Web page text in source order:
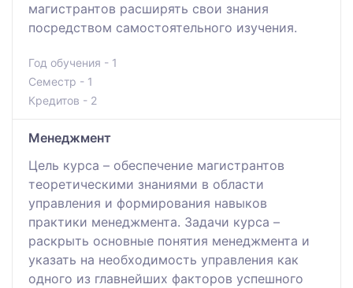
магистрантов расширять свои знания
посредством самостоятельного изучения.
Год обучения - 1
Семестр - 1
Кредитов - 2
Менеджмент
Цель курса – обеспечение магистрантов
теоретическими знаниями в области
управления и формирования навыков
практики менеджмента. Задачи курса –
раскрыть основные понятия менеджмента и
указать на необходимость управления как
одного из главнейших факторов успешного